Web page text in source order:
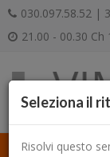
030.097.58.52 |
21.00 - 00.30 Ch
Seleziona il
Risolvi questo